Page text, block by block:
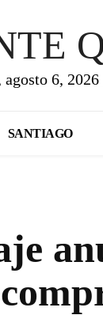
agosto 6, 2026
SANTIAGO